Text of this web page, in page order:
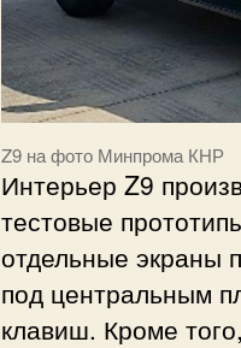
Z9 на фото Минпрома КНР
Интерьер Z9
тестовые
отдельные экраны
под центральным
клавиш. Кроме